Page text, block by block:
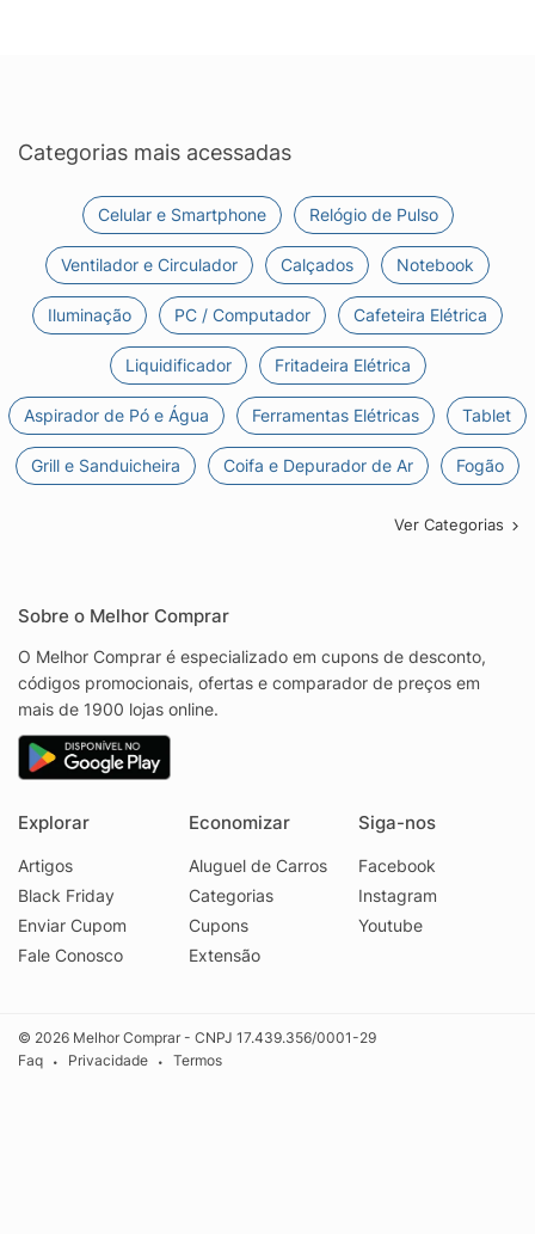
Categorias mais acessadas
Celular e Smartphone Relógio de Pulso
Ventilador e Circulador Calçados Notebook
Iluminação PC / Computador Cafeteira Elétrica
Liquidificador Fritadeira Elétrica
Aspirador de Pó e Água Ferramentas Elétricas Tablet
Grill e Sanduicheira Coifa e Depurador de Ar Fogão
Ver Categorias
Sobre o Melhor Comprar
O Melhor Comprar é especializado em cupons de desconto,
códigos promocionais, ofertas e comparador de preços em
mais de 1900 lojas online.
Explorar
Artigos
Black Friday
Enviar Cupom
Fale Conosco
Economizar
Aluguel de Carros
Categorias
Cupons
Extensão
Siga-nos
Facebook
Instagram
Youtube
© 2026 Melhor Comprar - CNPJ 17.439.356/0001-29
Faq
• Privacidade • Termos